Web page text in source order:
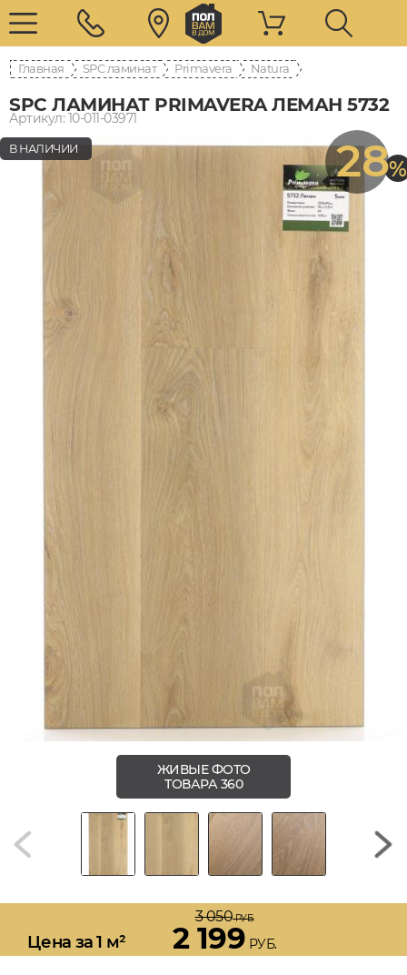
Главная SPC ламинат Primavera Natura
SPC ЛАМИНАТ PRIMAVERA ЛЕМАН 5732
Артикул: 10-011-03971
28%
В НАЛИЧИИ
ЖИВЫЕ ФОТО
ТОВАРА 360
Цена за 1 м²
3 050РУБ.
2 199 РУБ.